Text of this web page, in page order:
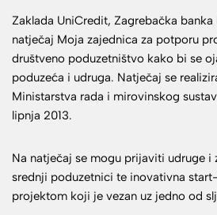
Zaklada UniCredit, Zagrebačka
natječaj Moja zajednica za potporu
društveno poduzetništvo kako bi se
poduzeća i udruga. Natječaj se
Ministarstva rada i mirovinskog
lipnja 2013.
Na natječaj se mogu prijaviti udruge i
srednji poduzetnici te inovativna
projektom koji je vezan uz jedno od